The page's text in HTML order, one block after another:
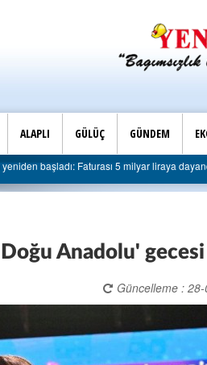
ALAPLI GÜLÜÇ GÜNDEM
5 milyar liraya dayandı
Anadolu' gecesi
Güncelleme :